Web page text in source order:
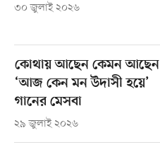
৩০ জুলাই ২০২৬
কোথায় আছেন কেমন আছেন
‘আজ কেন মন উদাসী হয়ে’
গানের মেসবা
২৯ জুলাই ২০২৬